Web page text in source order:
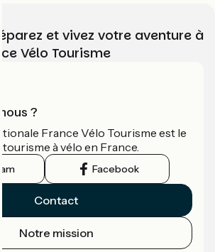
et vivez votre aventure à
Vélo Tourisme
?
France Vélo Tourisme est le
tourisme à vélo en France.
Facebook
Contact
Notre mission